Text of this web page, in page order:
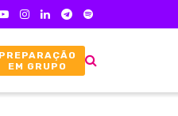
PREPARAÇÃO
EM GRUPO